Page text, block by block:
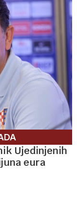
Ujedinjenih
eura